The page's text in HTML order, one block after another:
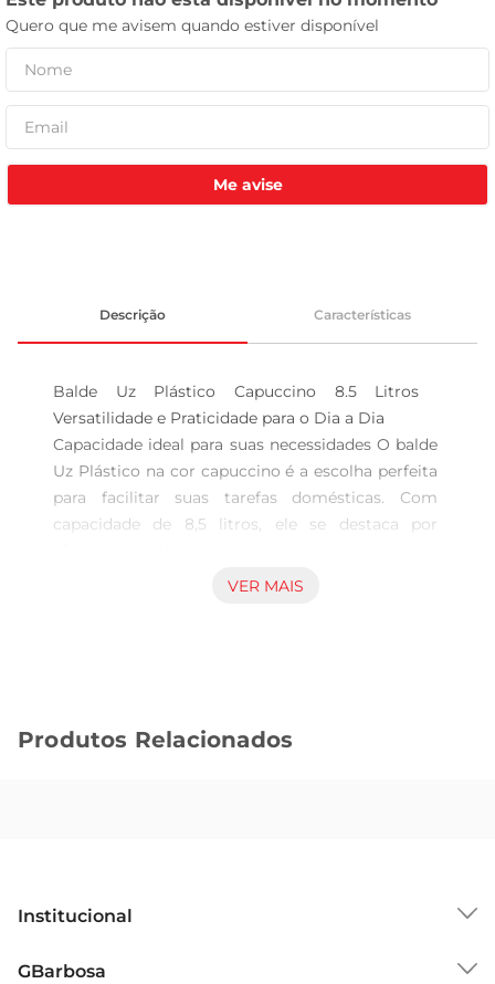
Me avise
Descrição Características
Balde Uz Plástico Capuccino 8.5 Litros
Versatilidade e Praticidade para o Dia a Dia
Capacidade ideal para suas necessidades O balde
Uz Plástico na cor capuccino é a escolha perfeita
para facilitar suas tarefas domésticas. Com
capacidade de 8,5 litros, ele se destaca por
transporte de líquidos, proporcionando maior
situações do cotidiano. Seja para lavagem de
por um longo período.
um dos pontos fortes deste balde. Sua superfície
VER MAIS
Produtos Relacionados
Institucional
GBarbosa
leite pó